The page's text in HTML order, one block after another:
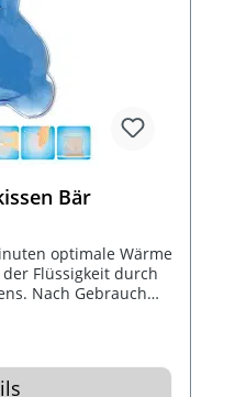
Bär
optimale Wärme
Flüssigkeit durch
Nach Gebrauch
wiederverwendbar.